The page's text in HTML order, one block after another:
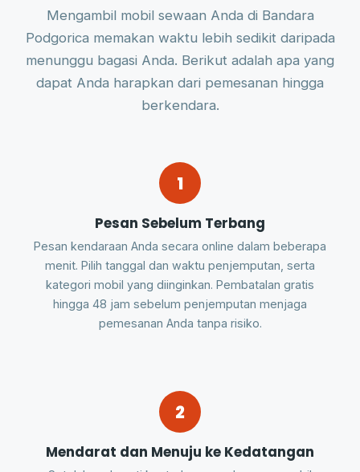
Mengambil mobil sewaan Anda di Bandara
Podgorica memakan waktu lebih sedikit daripada
menunggu bagasi Anda. Berikut adalah apa yang
dapat Anda harapkan dari pemesanan hingga
berkendara.
1
Pesan Sebelum Terbang
Pesan kendaraan Anda secara online dalam beberapa
menit. Pilih tanggal dan waktu penjemputan, serta
kategori mobil yang diinginkan. Pembatalan gratis
hingga 48 jam sebelum penjemputan menjaga
pemesanan Anda tanpa risiko.
2
Mendarat dan Menuju ke Kedatangan